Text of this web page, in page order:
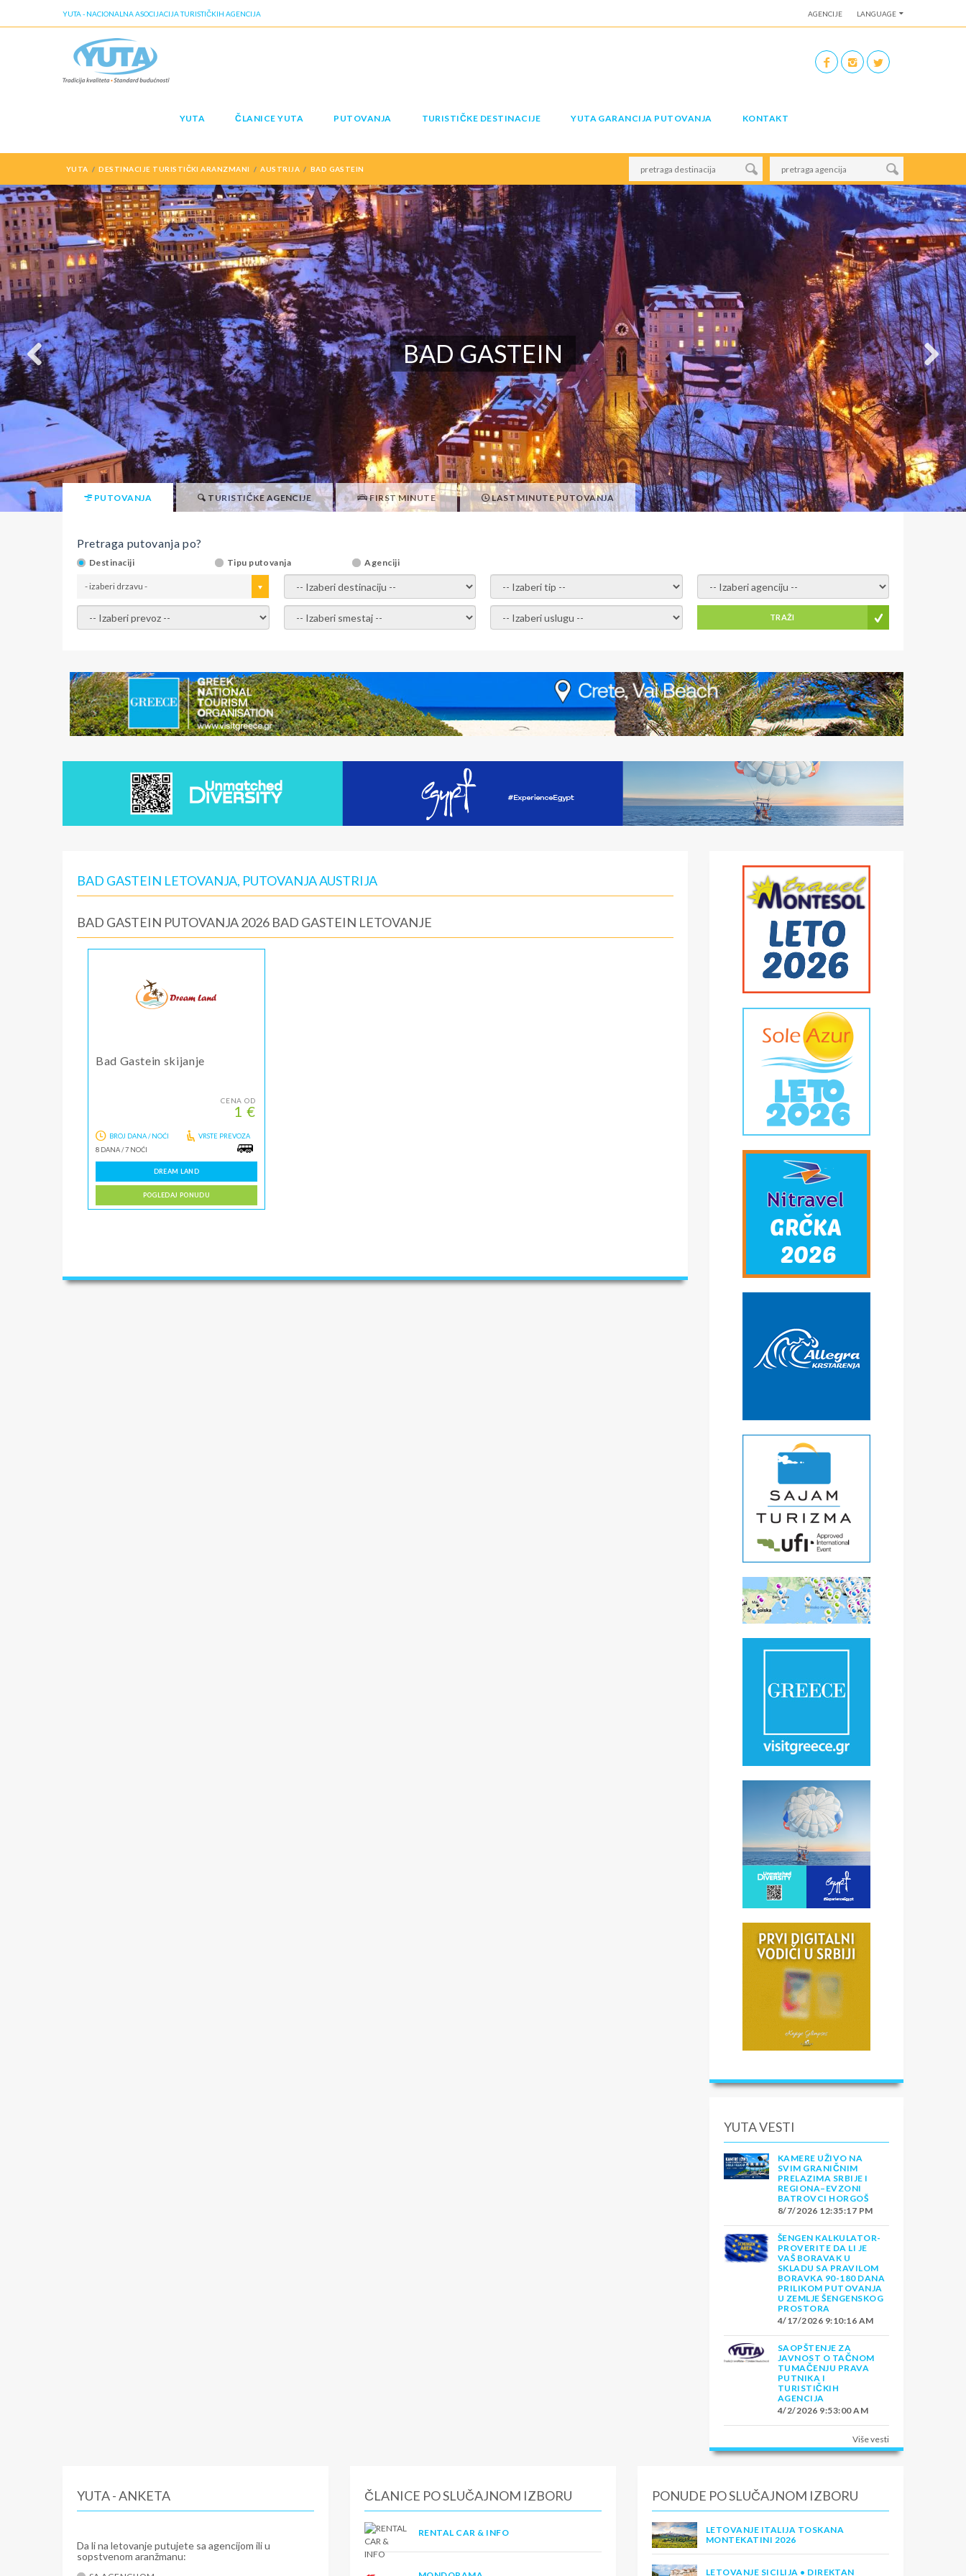
AGENCIJE LANGUAGE
YUTA - NACIONALNA ASOCIJACIJA TURISTIČKIH AGENCIJA
YUTA ČLANICE YUTA PUTOVANJA TURISTIČKE DESTINACIJE YUTA GARANCIJA PUTOVANJA KONTAKT
YUTA DESTINACIJE TURISTIČKI ARANZMANI AUSTRIJA BAD GASTEIN
BAD GASTEIN
PUTOVANJA TURISTIČKE AGENCIJE FIRST MINUTE LAST MINUTE PUTOVANJA
Pretraga putovanja po?
Destinaciji Tipu putovanja Agenciji
- izaberi drzavu - - izaberi destinaciju - - izaberi tip - - izaberi agenciju -
- izaberi prevoz - - Izaberite smestaj - - Izaberite uslugu - TRAŽI
BAD GASTEIN LETOVANJA, PUTOVANJA AUSTRIJA
BAD GASTEIN PUTOVANJA 2026 BAD GASTEIN LETOVANJE
Bad Gastein skijanje
CENA OD
1 €
BROJ DANA / NOĆI
8 DANA/7 NOĆI
VRSTE PREVOZA
DREAM LAND
POGLEDAJ PONUDU
YUTA VESTI
KAMERE UŽIVO NA
SVIM GRANIČNIM
PRELAZIMA SRBIJE I
REGIONA–EVZONI
BATROVCI HORGOŠ
8/7/2026 12:35:17 PM
ŠENGEN KALKULATOR-
PROVERITE DA LI JE
VAŠ BORAVAK U
SKLADU SA PRAVILOM
BORAVKA 90-180 DANA
PRILIKOM PUTOVANJA
U ZEMLJE ŠENGENSKOG
PROSTORA
4/17/2026 9:10:16 AM
SAOPŠTENJE ZA
JAVNOST O TAČNOM
TUMAČENJU PRAVA
PUTNIKA I
TURISTIČKIH
AGENCIJA
4/2/2026 9:53:00 AM
Više vesti
YUTA - ANKETA
Da li na letovanje putujete sa agencijom ili u
sopstvenom aranžmanu:
ČLANICE PO SLUČAJNOM IZBORU
RENTAL CAR & INFO
PONUDE PO SLUČAJNOM IZBORU
LETOVANJE ITALIJA TOSKANA
MONTEKATINI 2026
LETOVANJE SICILIJA • DIREKTAN